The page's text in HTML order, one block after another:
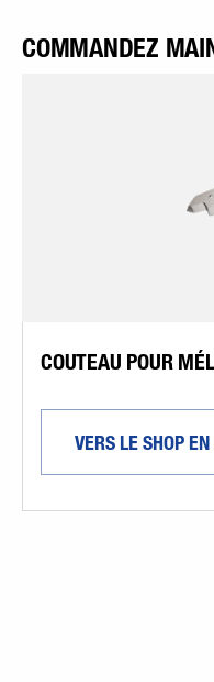
COMMANDEZ
COUTEAU POUR
VERS LE SHOP